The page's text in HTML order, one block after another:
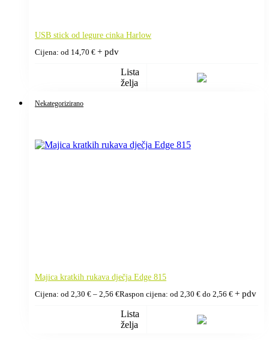
USB stick od legure cinka Harlow
Cijena: od 14,70 € + pdv
Lista
želja
Nekategorizirano
Majica kratkih rukava dječja Edge 815
Cijena: od 2,30 € – 2,56 €Raspon cijena: od 2,30 € do 2,56 € + pdv
Lista
želja